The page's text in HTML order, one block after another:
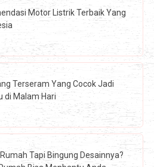
Motor Listrik Terbaik Yang
Terseram Yang Cocok Jadi
di Malam Hari
Tapi Bingung Desainnya?